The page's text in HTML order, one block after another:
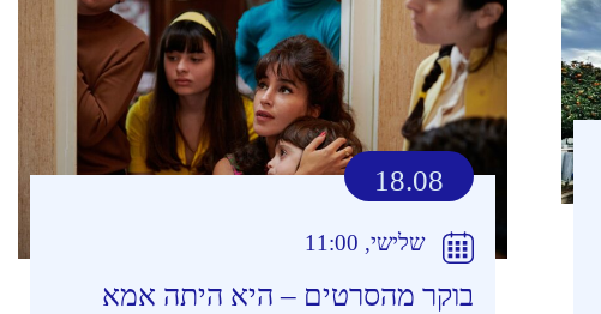
18.08
שלישי, 11:00
בוקר מהסרטים – היא היתה אמא